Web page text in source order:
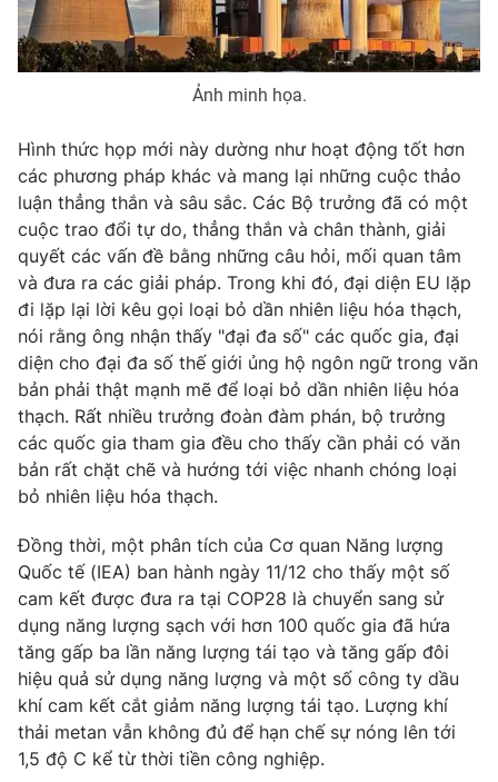
Ảnh minh họa.
Hình thức họp mới này dường như hoạt động tốt hơn
các phương pháp khác và mang lại những cuộc thảo
luận thẳng thắn và sâu sắc. Các Bộ trưởng đã có một
cuộc trao đổi tự do, thẳng thắn và chân thành, giải
quyết các vấn đề bằng những câu hỏi, mối quan tâm
và đưa ra các giải pháp. Trong khi đó, đại diện EU lặp
đi lặp lại lời kêu gọi loại bỏ dần nhiên liệu hóa thạch,
nói rằng ông nhận thấy "đại đa số" các quốc gia, đại
diện cho đại đa số thế giới ủng hộ ngôn ngữ trong văn
bản phải thật mạnh mẽ để loại bỏ dần nhiên liệu hóa
thạch. Rất nhiều trưởng đoàn đàm phán, bộ trưởng
các quốc gia tham gia đều cho thấy cần phải có văn
bản rất chặt chẽ và hướng tới việc nhanh chóng loại
bỏ nhiên liệu hóa thạch.
Đồng thời, một phân tích của Cơ quan Năng lượng
Quốc tế (IEA) ban hành ngày 11/12 cho thấy một số
cam kết được đưa ra tại COP28 là chuyển sang sử
dụng năng lượng sạch với hơn 100 quốc gia đã hứa
tăng gấp ba lần năng lượng tái tạo và tăng gấp đôi
hiệu quả sử dụng năng lượng và một số công ty dầu
khí cam kết cắt giảm năng lượng tái tạo. Lượng khí
thải metan vẫn không đủ để hạn chế sự nóng lên tới
1,5 độ C kể từ thời tiền công nghiệp.